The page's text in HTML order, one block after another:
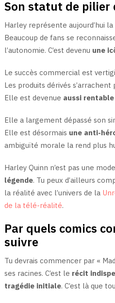
Son statut de pilier
Harley représente aujourd’hui
Beaucoup de fans se
l’autonomie. C’est devenu une
Le succès commercial est
Les produits dérivés
Elle est devenue aussi
Elle a largement dépassé son
Elle est désormais une anti-
ambiguïté morale la rend plus
Harley Quinn n’est pas une
légende. Tu peux d’ailleurs
la réalité avec l’univers de la
de la télé-réalité.
Par quels comics
suivre
Tu devrais commencer par «
ses racines. C’est le récit
tragédie initiale. C’est là que